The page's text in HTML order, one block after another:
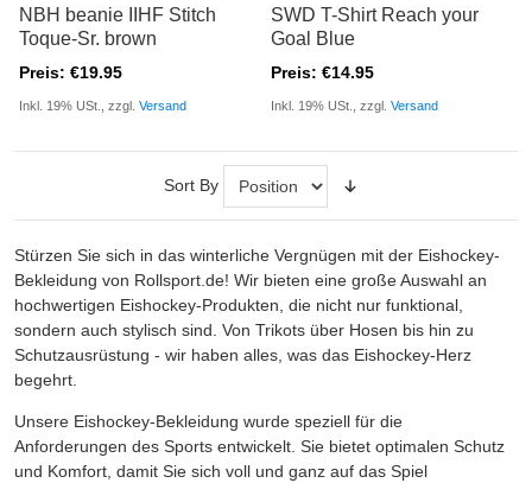
NBH beanie IIHF Stitch
Toque-Sr. brown
Preis: €19.95
Inkl. 19% USt., zzgl.Versand
SWD T-Shirt Reach your
Goal Blue
Preis: €14.95
Inkl. 19% USt., zzgl.Versand
Sort By
Stürzen Sie sich in das winterliche Vergnügen mit der Eishockey-
Bekleidung von Rollsport.de! Wir bieten eine große Auswahl an
hochwertigen Eishockey-Produkten, die nicht nur funktional,
sondern auch stylisch sind. Von Trikots über Hosen bis hin zu
Schutzausrüstung - wir haben alles, was das Eishockey-Herz
begehrt.
Unsere Eishockey-Bekleidung wurde speziell für die
Anforderungen des Sports entwickelt. Sie bietet optimalen Schutz
und Komfort, damit Sie sich voll und ganz auf das Spiel